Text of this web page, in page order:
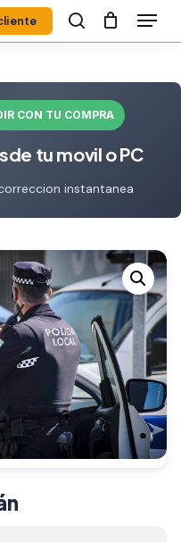
search
Menú
CON TU COMPRA
tu movil o PC
instantanea